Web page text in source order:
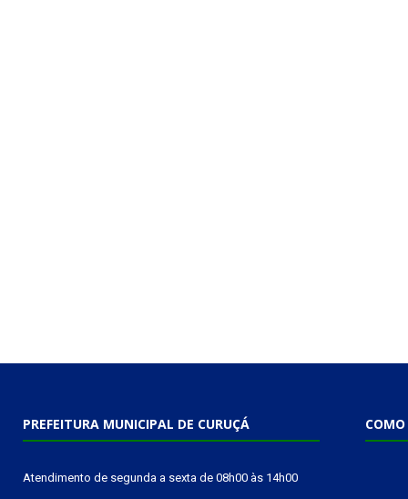
PREFEITURA MUNICIPAL DE CURUÇÁ
Atendimento de segunda a sexta de 08h00 às 14h00
COMO